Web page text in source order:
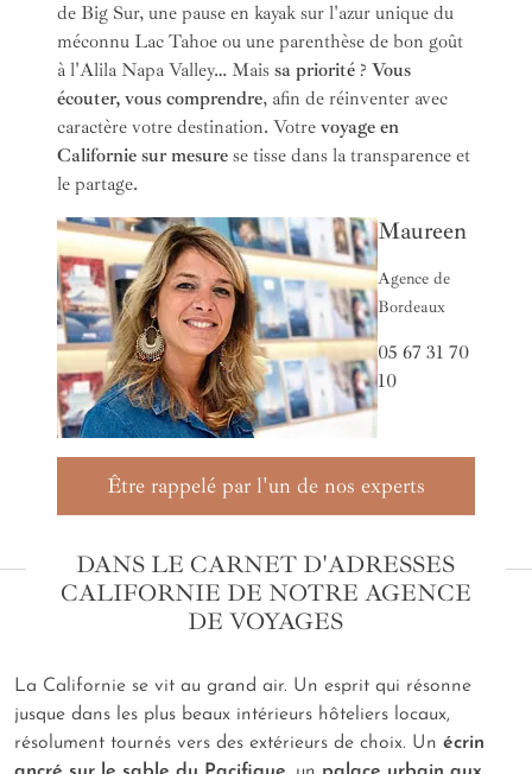
de Big Sur, une pause en kayak sur l'azur unique du
méconnu Lac Tahoe ou une parenthèse de bon goût
à l'Alila Napa Valley… Mais sa priorité ? Vous
écouter, vous comprendre, afin de réinventer avec
caractère votre destination. Votre voyage en
Californie sur mesure se tisse dans la transparence et
le partage.
Maureen
Agence de
Bordeaux
05 67 31 70
10
Être rappelé par l'un de nos experts
DANS LE CARNET D'ADRESSES
CALIFORNIE DE NOTRE AGENCE
DE VOYAGES
La Californie se vit au grand air. Un esprit qui résonne
jusque dans les plus beaux intérieurs hôteliers locaux,
résolument tournés vers des extérieurs de choix. Un écrin